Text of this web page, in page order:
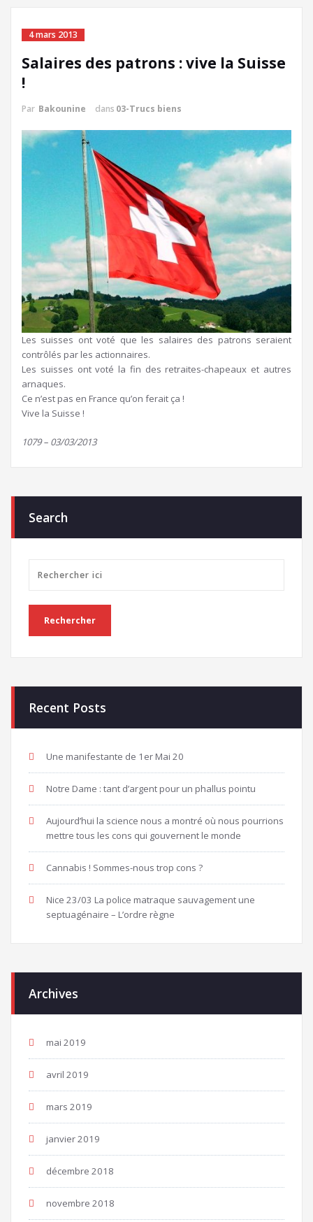
4 mars 2013
Salaires des patrons : vive la Suisse
!
Par Bakounine dans 03-Trucs biens
Les suisses ont voté que les salaires des patrons seraient
contrôlés par les actionnaires.
Les suisses ont voté la fin des retraites-chapeaux et autres
arnaques.
Ce n’est pas en France qu’on ferait ça !
Vive la Suisse !
1079 – 03/03/2013
Search
Recent Posts
Une manifestante de 1er Mai 20
Notre Dame : tant d’argent pour un phallus pointu
Aujourd’hui la science nous a montré où nous pourrions
mettre tous les cons qui gouvernent le monde
Cannabis ! Sommes-nous trop cons ?
Nice 23/03 La police matraque sauvagement une
septuagénaire – L’ordre règne
Archives
mai 2019
avril 2019
mars 2019
janvier 2019
décembre 2018
novembre 2018